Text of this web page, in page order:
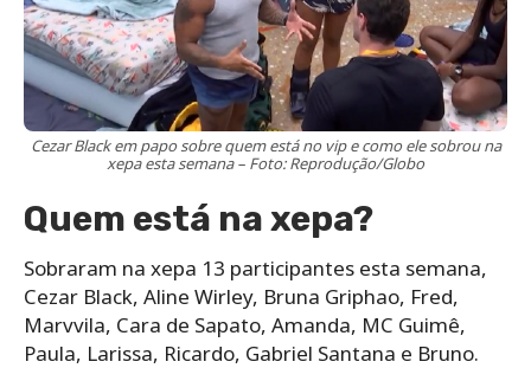
Cezar Black em papo sobre quem está no vip e como ele sobrou na
xepa esta semana – Foto: Reprodução/Globo
Quem está na xepa?
Sobraram na xepa 13 participantes esta semana,
Cezar Black, Aline Wirley, Bruna Griphao, Fred,
Marvvila, Cara de Sapato, Amanda, MC Guimê,
Paula, Larissa, Ricardo, Gabriel Santana e Bruno.